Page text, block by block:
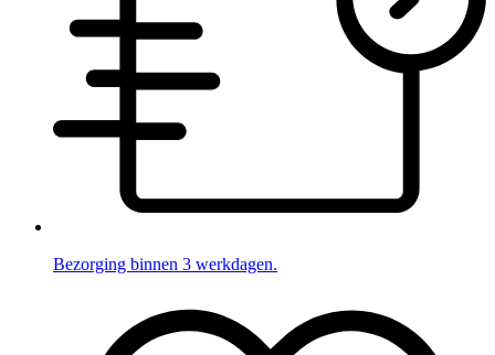
Bezorging binnen 3 werkdagen.